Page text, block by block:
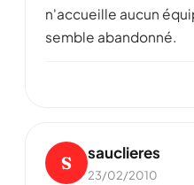
n'accueille aucun
semble abandonné.
S sauclieres
23/02/2010